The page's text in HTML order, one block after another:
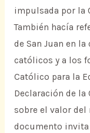
impulsada por la
También hacía
de San Juan en
católicos y a los
Católico para la
Declaración de la
sobre el valor
documento invita